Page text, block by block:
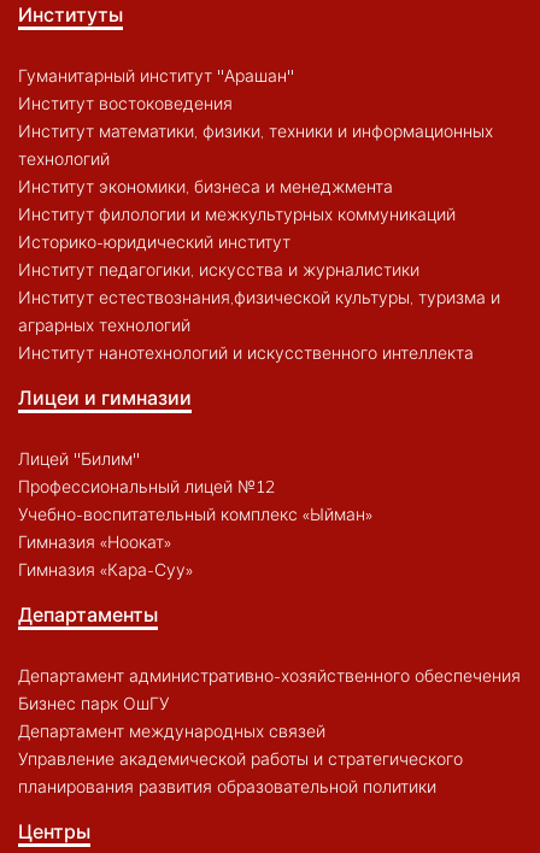
Институты
Гуманитарный институт "Арашан"
Институт востоковедения
Институт математики, физики, техники и информационных
технологий
Институт экономики, бизнеса и менеджмента
Институт филологии и межкультурных коммуникаций
Историко-юридический институт
Институт педагогики, искусства и журналистики
Институт естествознания,физической культуры, туризма и
аграрных технологий
Институт нанотехнологий и искусственного интеллекта
Лицеи и гимназии
Лицей "Билим"
Профессиональный лицей №12
Учебно-воспитательный комплекс «Ыйман»
Гимназия «Ноокат»
Гимназия «Кара-Суу»
Департаменты
Департамент административно-хозяйственного обеспечения
Бизнес парк ОшГУ
Департамент международных связей
Управление академической работы и стратегического
планирования развития образовательной политики
Центры